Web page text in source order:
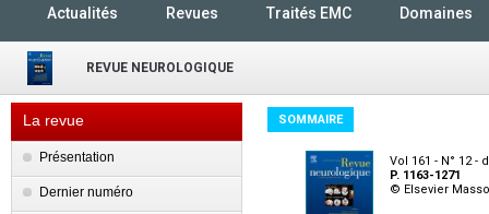
Actualités Revues Traités EMC Domaines
REVUE NEUROLOGIQUE
La revue
Présentation
Dernier numéro
SOMMAIRE
Vol 161 - N° 12 -
P. 1163-1271
© Elsevier